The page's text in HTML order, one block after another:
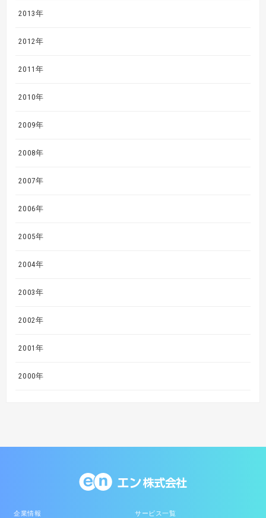
2013年
2012年
2011年
2010年
2009年
2008年
2007年
2006年
2005年
2004年
2003年
2002年
2001年
2000年
企業情報 サービス一覧